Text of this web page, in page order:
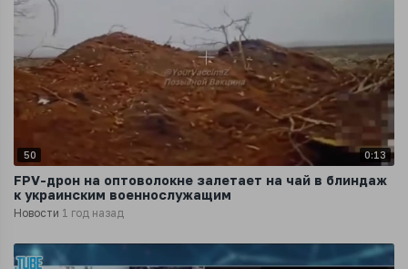
50 0:13
FPV-дрон на оптоволокне залетает на чай в блиндаж
к украинским военнослужащим
Новости 1 год назад